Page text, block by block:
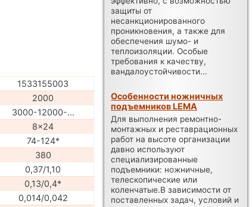
1533155003
2000
3000-12000-...
8x24
74-124*
380
0,37/1,10
0,13/0,4*
0,014/0,042
защиты от
несанкционированного
проникновения, а также для
обеспечения шумо- и
теплоизоляции. Особые
требования к качеству,
вандалоустойчивости...
Особенности ножничных
подъемников LEMA
Для выполнения ремонтно-
монтажных и реставрационных
работ на высоте организации
давно используют
специализированные
подъемники: ножничные,
телескопические или
коленчатые.В зависимости от
поставленных задач, условий и